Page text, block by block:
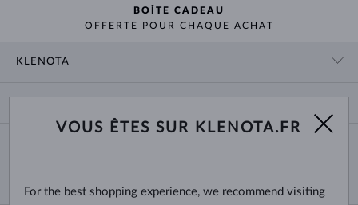
BOÎTE CADEAU
OFFERTE POUR CHAQUE ACHAT
KLENOTA
NOUS CONNAÎTRE
LIVRAISON ET PAIEMENT
CHOISIR DES ALLIANCES
TAILLE ET VARIÉTÉ DES CHAÎNES
VOUS ÊTES SUR KLENOTA.FR
For the best shopping experience, we recommend visiting